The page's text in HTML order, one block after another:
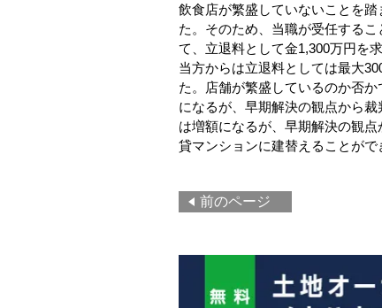
飲食店が繁盛していないことを
た。そのため、当職が受任する
て、立退料として金1,300万円を
当方からは立退料としては最大
た。店舗が繁盛しているのか否
になるが、早期解決の観点から
は増額になるが、早期解決の観
貸マンションに建替えることがで
前のページ